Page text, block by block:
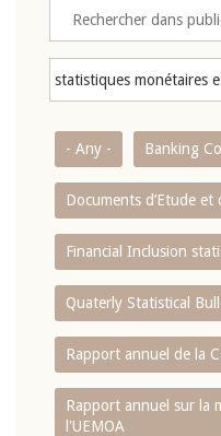
- Any - Banking
Documents d’Etude et
Financial Inclusion
Quaterly Statistical
Rapport annuel de la
Rapport annuel sur la
l'UEMOA